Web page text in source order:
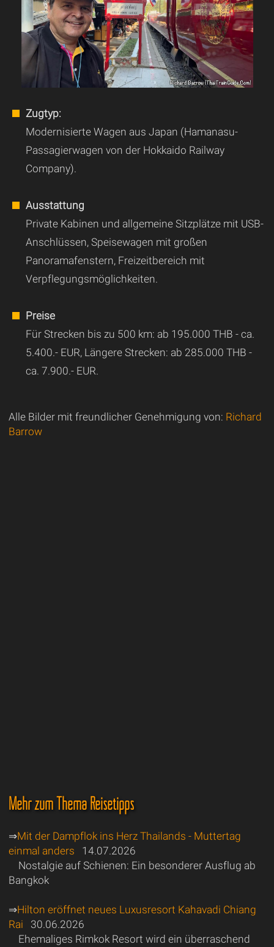
Zugtyp:
Modernisierte Wagen aus Japan (Hamanasu-
Passagierwagen von der Hokkaido Railway
Company).
Ausstattung
Private Kabinen und allgemeine Sitzplätze mit USB-
Anschlüssen, Speisewagen mit großen
Panoramafenstern, Freizeitbereich mit
Verpflegungsmöglichkeiten.
Preise
Für Strecken bis zu 500 km: ab 195.000 THB - ca.
5.400.- EUR, Längere Strecken: ab 285.000 THB -
ca. 7.900.- EUR.
Alle Bilder mit freundlicher Genehmigung von: Richard
Barrow
Mehr zum Thema Reisetipps
⇒Mit der Dampflok ins Herz Thailands - Muttertag
einmal anders 14.07.2026
Nostalgie auf Schienen: Ein besonderer Ausflug ab
Bangkok
⇒Hilton eröffnet neues Luxusresort Kahavadi Chiang
Rai 30.06.2026
Ehemaliges Rimkok Resort wird ein überraschend